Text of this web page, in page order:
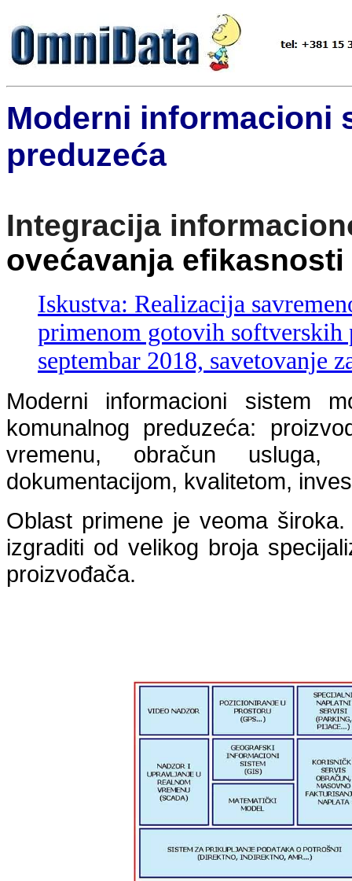
Moderni informacioni
preduzeća
Integracija
ovećavanja
Iskustva: Realizacija
primenom gotovih
septembar 2018, savetovanje
Moderni informacioni sistem
komunalnog preduzeća:
vremenu, obračun usluga,
dokumentacijom, kvalitetom,
Oblast primene je veoma
izgraditi od velikog broja
proizvođača.